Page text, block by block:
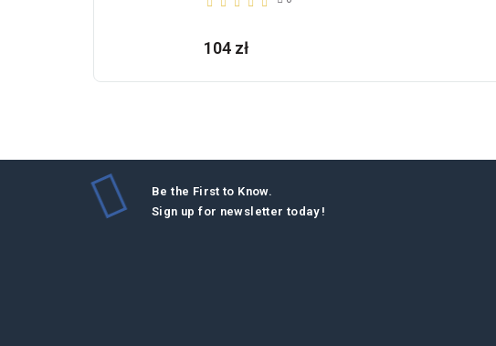
104 zł
Be the First to Know.
Sign up for newsletter today !